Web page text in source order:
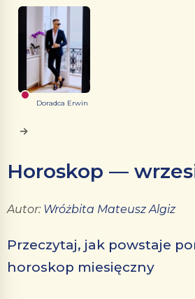
Doradca Erwin
Horoskop —
Autor: Wróżbita Mateusz Algiz
Przeczytaj, jak powstaje
horoskop miesięczny